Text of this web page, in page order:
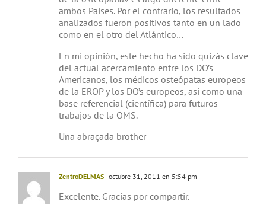
ambos Países. Por el contrario, los resultados
analizados fueron positivos tanto en un lado
como en el otro del Atlántico…
En mi opinión, este hecho ha sido quizás clave
del actual acercamiento entre los DO’s
Americanos, los médicos osteópatas europeos
de la EROP y los DO’s europeos, así como una
base referencial (científica) para futuros
trabajos de la OMS.
Una abraçada brother
ZentroDELMAS octubre 31, 2011 en 5:54 pm
Excelente. Gracias por compartir.